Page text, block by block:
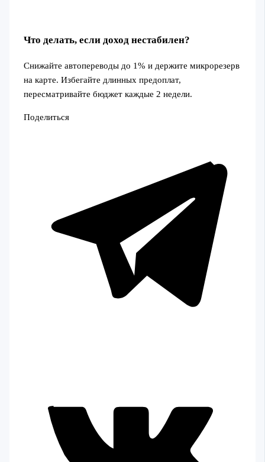
Что делать, если доход нестабилен?
Снижайте автопереводы до 1% и держите микрорезерв
на карте. Избегайте длинных предоплат,
пересматривайте бюджет каждые 2 недели.
Поделиться